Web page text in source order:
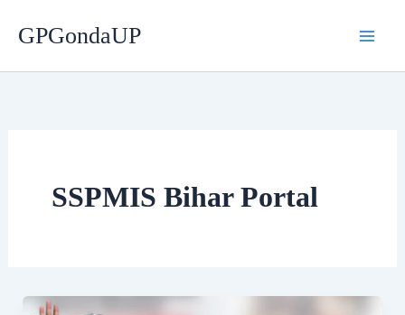
GPGondaUP
SSPMIS Bihar Portal